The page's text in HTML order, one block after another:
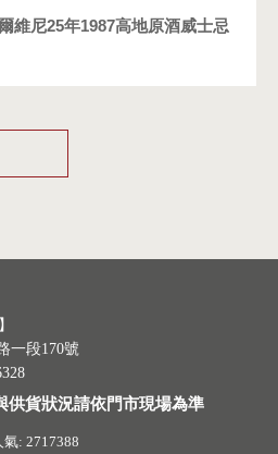
維尼25年1987高地原酒威士忌
一段170號
供貨狀況請依門市現場為準
氣: 2717388